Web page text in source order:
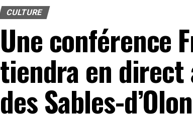
CULTURE
Une conférence
tiendra en direct
des Sables-